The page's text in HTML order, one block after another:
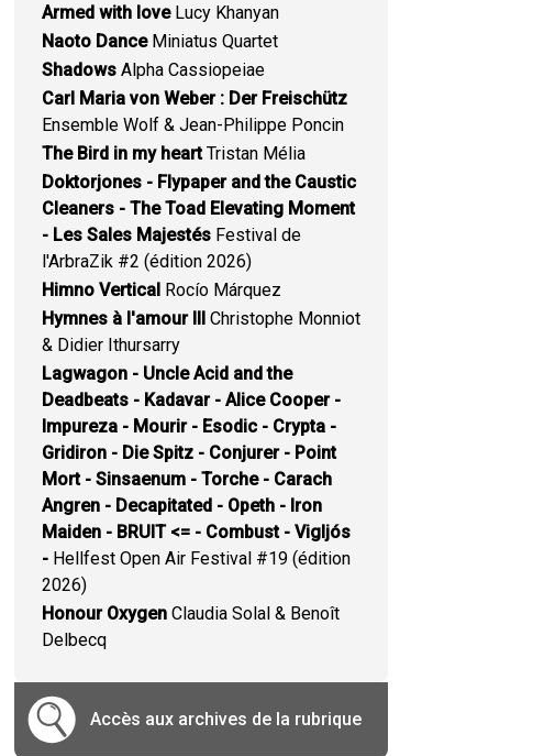
Armed with loveLucy Khanyan
Naoto DanceMiniatus Quartet
Shadows Alpha Cassiopeiae
Carl Maria von Weber : Der Freischütz
Ensemble Wolf & Jean-Philippe Poncin
The Bird in my heartTristan Mélia
Doktorjones - Flypaper and the Caustic
Cleaners - The Toad Elevating Moment
- Les Sales Majestés Festival de
l'ArbraZik #2 (édition 2026)
Himno Vertical Rocío Márquez
Hymnes à l'amour III Christophe Monniot
& Didier Ithursarry
Lagwagon - Uncle Acid and the
Deadbeats - Kadavar - Alice Cooper -
Impureza - Mourir - Esodic - Crypta -
Gridiron - Die Spitz - Conjurer - Point
Mort - Sinsaenum - Torche - Carach
Angren - Decapitated - Opeth - Iron
Maiden - BRUIT <= - Combust - Vigljós
- Hellfest Open Air Festival #19 (édition
2026)
Honour Oxygen Claudia Solal & Benoît
Delbecq
Accès aux archives de la rubrique